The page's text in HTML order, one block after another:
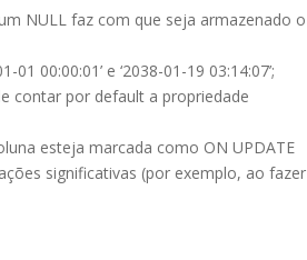
NULL faz com que seja armazenado o
00:00:01’ e ‘2038-01-19 03:14:07’;
contar por default a propriedade
esteja marcada como ON UPDATE
significativas (por exemplo, ao fazer